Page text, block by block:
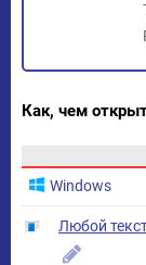
Как, чем
Windows
Любой